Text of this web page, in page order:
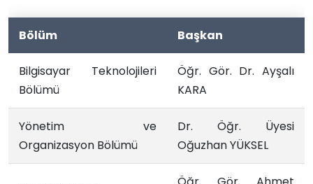
Bölüm Başkan
Bilgisayar Teknolojileri
Bölümü
Öğr. Gör. Dr. Ayşalı
KARA
Yönetim ve
Organizasyon Bölümü
Dr. Öğr. Üyesi
Oğuzhan YÜKSEL